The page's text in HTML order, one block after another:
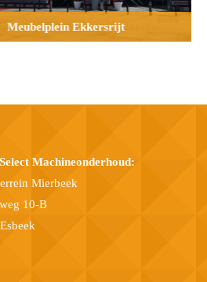
Meubelplein Ekkersrijt
Machineonderhoud:
Mierbeek
10-B